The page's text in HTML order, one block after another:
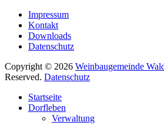
Impressum
Kontakt
Downloads
Datenschutz
Copyright © 2026 Weinbaugemeinde
Reserved. Datenschutz
oben
scrollen
Startseite
Dorfleben
Verwaltung